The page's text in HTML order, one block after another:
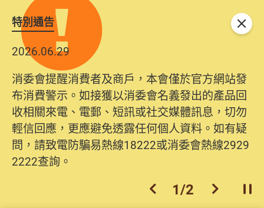
特別通告
2026.06.29
消委會提醒消費者及商戶，本會僅於官方網站發
布消費警示。如接獲以消委會名義發出的產品回
收相關來電、電郵、短訊或社交媒體訊息，切勿
輕信回應，更應避免透露任何個人資料。如有疑
問，請致電防騙易熱線18222或消委會熱線2929
2222查詢。
上一個
1/2 下一個開
關閉